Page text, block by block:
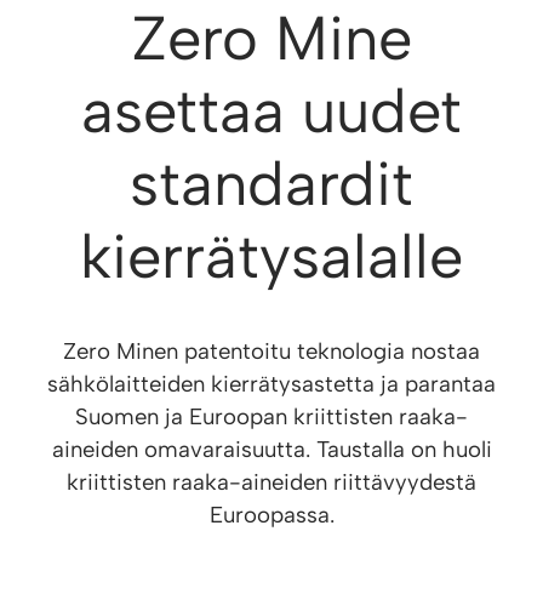
Zero Mine
asettaa uudet
standardit
kierrätysalalle
Zero Minen patentoitu teknologia nostaa
sähkölaitteiden kierrätysastetta ja parantaa
Suomen ja Euroopan kriittisten raaka-
aineiden omavaraisuutta. Taustalla on huoli
kriittisten raaka-aineiden riittävyydestä
Euroopassa.